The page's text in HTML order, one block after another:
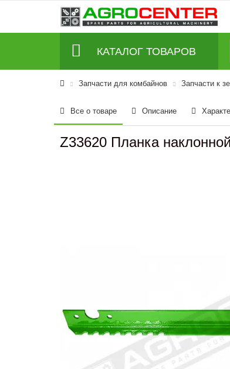
КАТАЛОГ ТОВАРОВ
Запчасти для комбайнов Запчасти к
Все о товаре Описание
Z33620 Планка